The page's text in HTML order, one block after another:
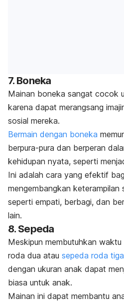
7. Boneka
Mainan boneka sangat cocok
karena dapat merangsang
sosial mereka.
Bermain dengan boneka
berpura-pura dan berperan
kehidupan nyata, seperti
Ini adalah cara yang efektif
mengembangkan keterampilan
seperti empati, berbagi, dan
lain.
8. Sepeda
Meskipun membutuhkan
roda dua atau sepeda roda tiga
dengan ukuran anak dapat
biasa untuk anak.
Mainan ini dapat membantu